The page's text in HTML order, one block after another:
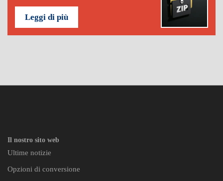
Leggi di più
Il nostro sito web
Ultime notizie
Opzioni di conversione